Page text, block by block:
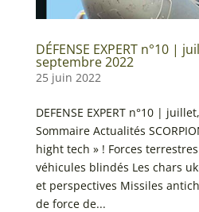
DÉFENSE EXPERT n°10 |
septembre 2022
25 juin 2022
DEFENSE EXPERT n°10 |
Sommaire Actualités
hight tech » ! Forces
véhicules blindés Les chars
et perspectives Missiles
de force de...